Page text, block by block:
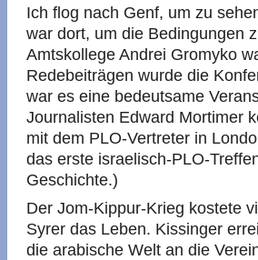
Ich flog nach Genf, um zu
war dort, um die Bedingungen
Amtskollege Andrei Gromyko
Redebeiträgen wurde die
war es eine bedeutsame
Journalisten Edward Mortimer
mit dem PLO-Vertreter in
das erste israelisch-PLO-
Geschichte.)
Der Jom-Kippur-Krieg kostete
Syrer das Leben. Kissinger
die arabische Welt an die